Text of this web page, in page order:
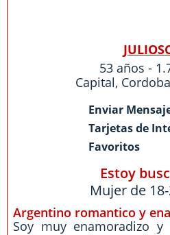
53 años -
Capital, Cordoba
Enviar
Tarjetas de
Favoritos
Estoy
Mujer de
Argentino romantico y
Soy muy enamoradizo